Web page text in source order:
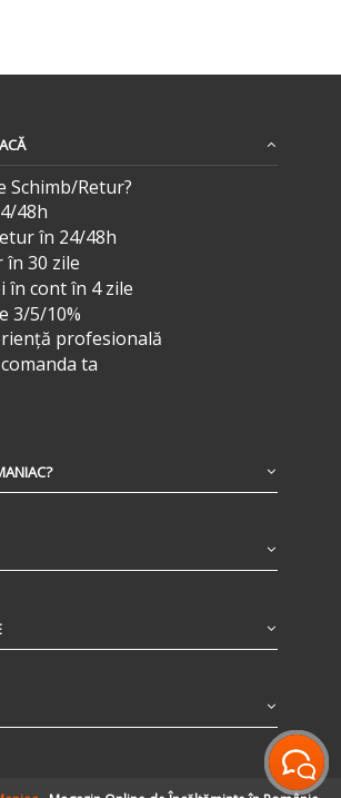
Schimb/Retur?
48h
în 24/48h
30 zile
în cont în 4 zile
3/5/10%
profesională
ta